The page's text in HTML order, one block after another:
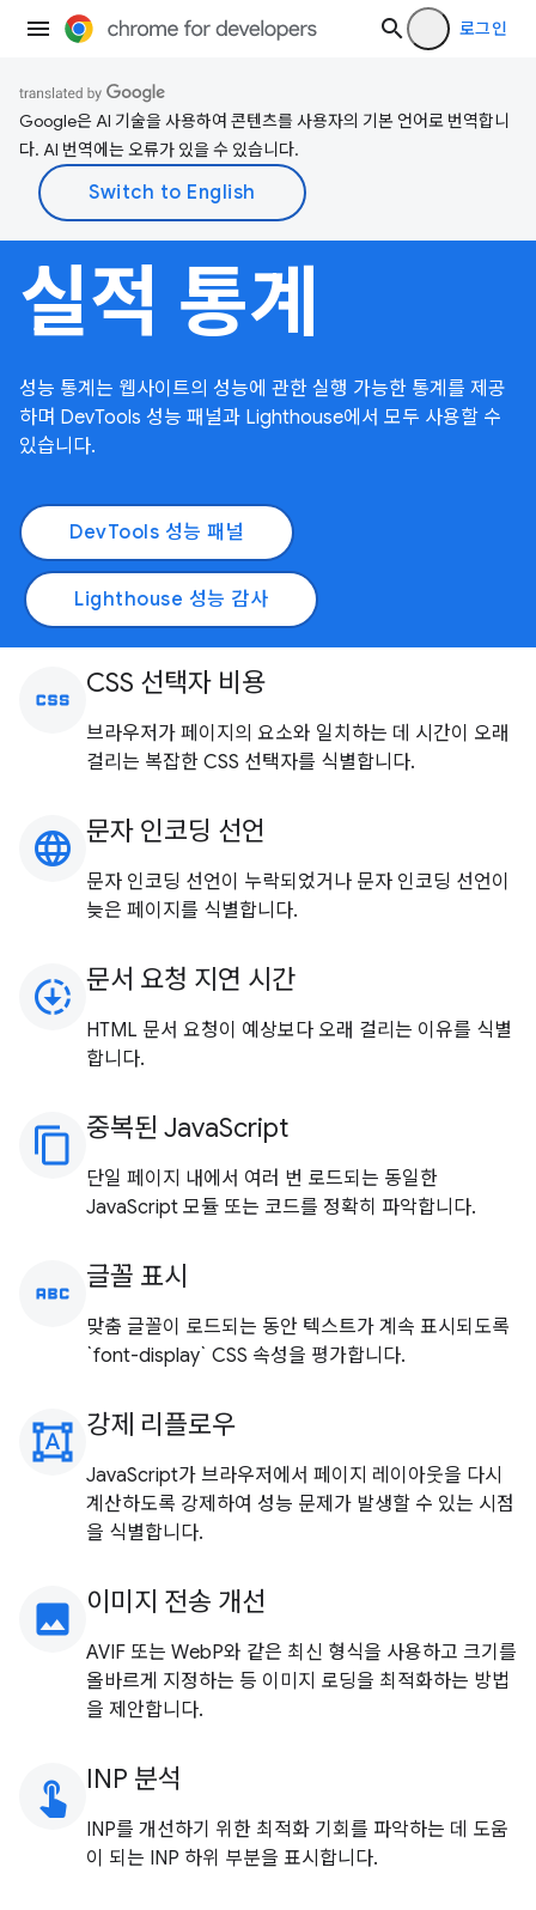
로그인
Google은 AI 기술을 사용하여 콘텐츠를 사용자의 기본 언어로 번역합니
다. AI 번역에는 오류가 있을 수 있습니다.
실적 통계
성능 통계는 웹사이트의 성능에 관한 실행 가능한 통계를 제공
하며 DevTools 성능 패널과 Lighthouse에서 모두 사용할 수
있습니다.
DevTools 성능 패널
Lighthouse 성능 감사
css CSS 선택자 비용
브라우저가 페이지의 요소와 일치하는 데 시간이 오래
걸리는 복잡한 CSS 선택자를 식별합니다.
language 문자 인코딩 선언
문자 인코딩 선언이 누락되었거나 문자 인코딩 선언이
늦은 페이지를 식별합니다.
downloading 문서 요청 지연 시간
HTML 문서 요청이 예상보다 오래 걸리는 이유를 식별
합니다.
content_copy 중복된 JavaScript
단일 페이지 내에서 여러 번 로드되는 동일한
JavaScript 모듈 또는 코드를 정확히 파악합니다.
abc 글꼴 표시
맞춤 글꼴이 로드되는 동안 텍스트가 계속 표시되도록
`font-display` CSS 속성을 평가합니다.
format_shapes 강제 리플로우
JavaScript가 브라우저에서 페이지 레이아웃을 다시
계산하도록 강제하여 성능 문제가 발생할 수 있는 시점
을 식별합니다.
image 이미지 전송 개선
AVIF 또는 WebP와 같은 최신 형식을 사용하고 크기를
올바르게 지정하는 등 이미지 로딩을 최적화하는 방법
을 제안합니다.
touch_app INP 분석
INP를 개선하기 위한 최적화 기회를 파악하는 데 도움
이 되는 INP 하위 부분을 표시합니다.